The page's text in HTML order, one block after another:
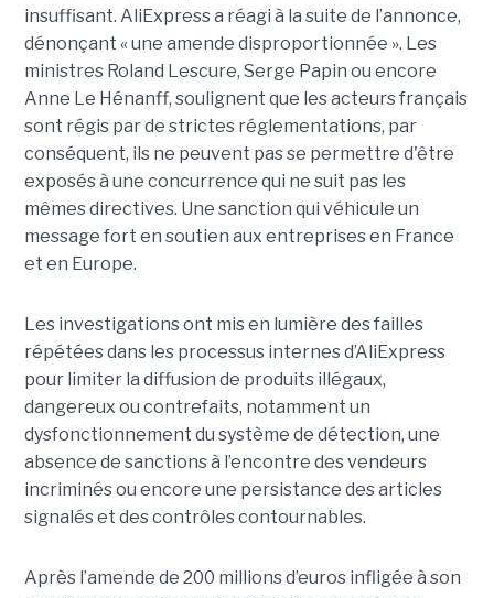
insuffisant. AliExpress a réagi à la suite de l’annonce,
dénonçant « une amende disproportionnée ». Les
ministres Roland Lescure, Serge Papin ou encore
Anne Le Hénanff, soulignent que les acteurs français
sont régis par de strictes réglementations, par
conséquent, ils ne peuvent pas se permettre d'être
exposés à une concurrence qui ne suit pas les
mêmes directives. Une sanction qui véhicule un
message fort en soutien aux entreprises en France
et en Europe.
Les investigations ont mis en lumière des failles
répétées dans les processus internes d’AliExpress
pour limiter la diffusion de produits illégaux,
dangereux ou contrefaits, notamment un
dysfonctionnement du système de détection, une
absence de sanctions à l’encontre des vendeurs
incriminés ou encore une persistance des articles
signalés et des contrôles contournables.
Après l’amende de 200 millions d’euros infligée à son